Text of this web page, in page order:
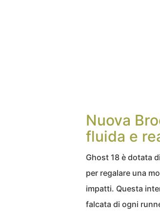
Nuova
fluida e
Ghost 18 è dotata
per regalare una
impatti. Questa
falcata di ogni